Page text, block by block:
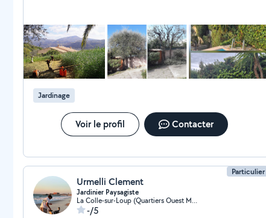
Jardinage
Voir le profil Contacter
Particulier
Urmelli Clement
Jardinier Paysagiste
La Colle-sur-Loup (Quartiers Ouest Montgros-Montmeuille)
-/5